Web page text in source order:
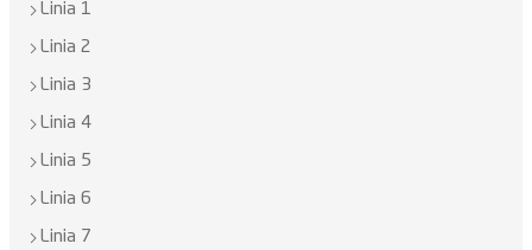
Linia 1
Linia 2
Linia 3
Linia 4
Linia 5
Linia 6
Linia 7